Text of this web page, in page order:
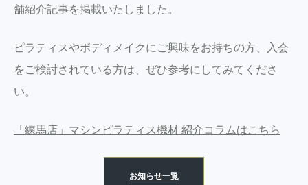
舗紹介記事を掲載いたしました。
ピラティスやボディメイクにご興味をお持ちの方、入会
をご検討されている方は、ぜひ参考にしてみてくださ
い。
「練馬店」マシンピラティス機材 紹介コラムはこちら
お知らせ一覧